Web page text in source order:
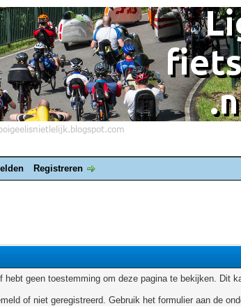
Registreren
hebt geen toestemming om deze pagina te bekijken. Dit
of niet geregistreerd. Gebruik het formulier aan de